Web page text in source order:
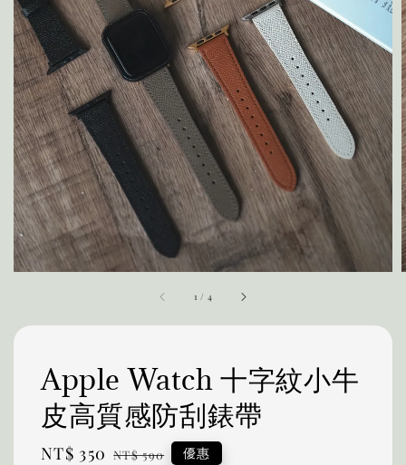
1 / 4
Apple Watch 十字紋小牛
皮高質感防刮錶帶
Sale
NT$ 350 Regular
NT$ 590 優惠